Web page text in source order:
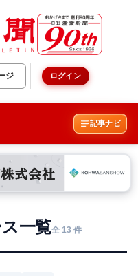
ジ ログイン
記事ナビ
一覧全 13 件